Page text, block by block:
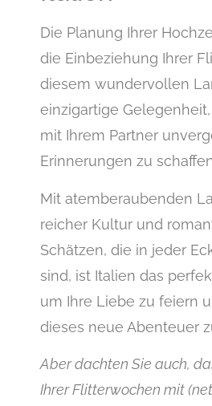
Die Planung Ihrer
die Einbeziehung Ihrer
diesem wundervollen
einzigartige
mit Ihrem Partner
Erinnerungen zu
Mit atemberaubenden
reicher Kultur und
Schätzen, die in jeder
sind, ist Italien das
um Ihre Liebe zu feiern
dieses neue Abenteuer
Aber dachten Sie auch,
Ihrer Flitterwochen mit